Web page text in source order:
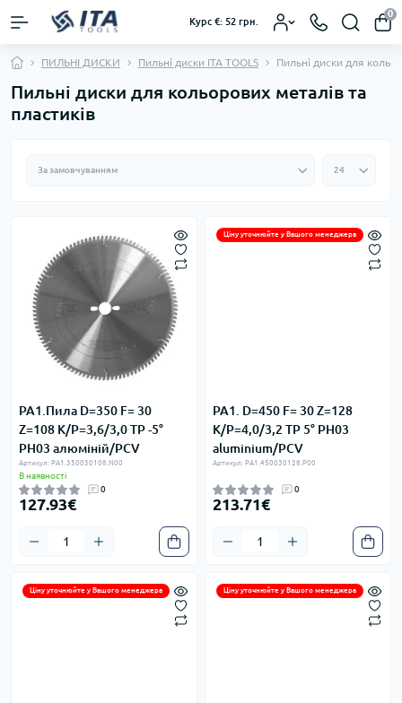
Курс €: 52 грн.
0
ПИЛЬНІ ДИСКИ Пильні диски ІТА TOOLS Пильні диски для
Пильні диски для кольорових металів та
пластиків
PA1.Пила D=350 F= 30
Z=108 K/P=3,6/3,0 TP -5°
PH03 алюміній/PCV
Артикул: PA1.350030108.N00
В наявності
0
127.93€
Ціну уточнюйте у Вашого менеджера
PA1. D=450 F= 30 Z=128
K/P=4,0/3,2 TP 5° PH03
aluminium/PCV
Артикул: PA1.450030128.P00
0
213.71€
Ціну уточнюйте у Вашого менеджера Ціну уточнюйте у Вашого менеджера